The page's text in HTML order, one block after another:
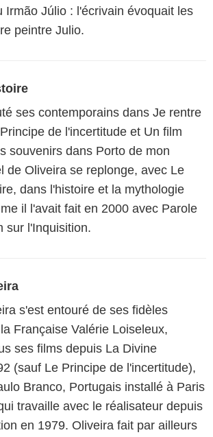
Irmão Júlio : l'écrivain évoquait les
peintre Julio.
ses contemporains dans Je rentre
de l'incertitude et Un film
souvenirs dans Porto de mon
de Oliveira se replonge, avec Le
dans l'histoire et la mythologie
il l'avait fait en 2000 avec Parole
sur l'Inquisition.
s'est entouré de ses fidèles
Française Valérie Loiseleux,
ses films depuis La Divine
(sauf Le Principe de l'incertitude),
Branco, Portugais installé à Paris
travaille avec le réalisateur depuis
en 1979. Oliveira fait par ailleurs